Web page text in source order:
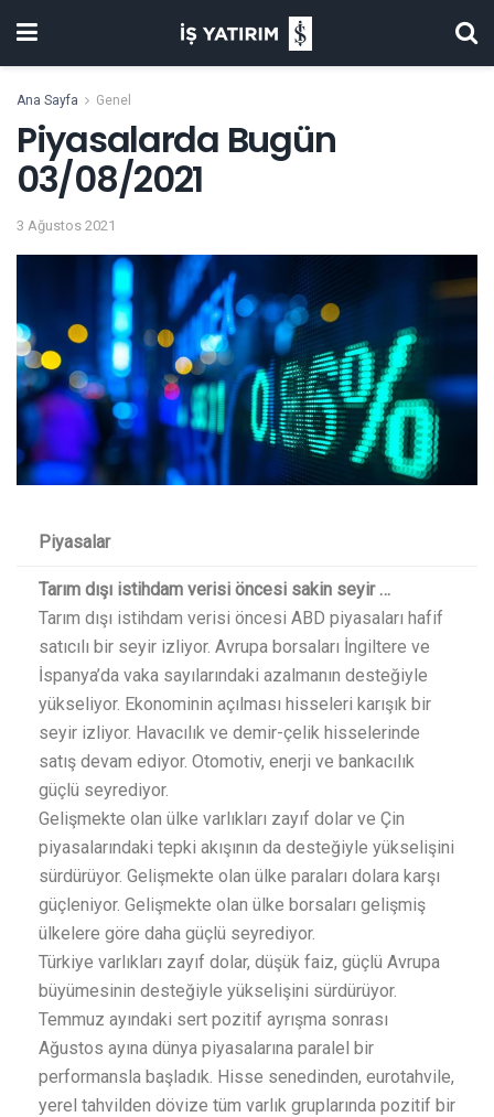
Ana Sayfa Genel
Piyasalarda Bugün
03/08/2021
3 Ağustos 2021
Piyasalar
Tarım dışı istihdam verisi öncesi sakin seyir …
Tarım dışı istihdam verisi öncesi ABD piyasaları hafif
satıcılı bir seyir izliyor. Avrupa borsaları İngiltere ve
İspanya’da vaka sayılarındaki azalmanın desteğiyle
yükseliyor. Ekonominin açılması hisseleri karışık bir
seyir izliyor. Havacılık ve demir-çelik hisselerinde
satış devam ediyor. Otomotiv, enerji ve bankacılık
güçlü seyrediyor.
Gelişmekte olan ülke varlıkları zayıf dolar ve Çin
piyasalarındaki tepki akışının da desteğiyle yükselişini
sürdürüyor. Gelişmekte olan ülke paraları dolara karşı
güçleniyor. Gelişmekte olan ülke borsaları gelişmiş
ülkelere göre daha güçlü seyrediyor.
Türkiye varlıkları zayıf dolar, düşük faiz, güçlü Avrupa
büyümesinin desteğiyle yükselişini sürdürüyor.
Temmuz ayındaki sert pozitif ayrışma sonrası
Ağustos ayına dünya piyasalarına paralel bir
performansla başladık. Hisse senedinden, eurotahvile,
yerel tahvilden dövize tüm varlık gruplarında pozitif bir